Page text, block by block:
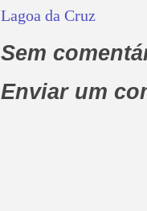
Lagoa da Cruz
Sem
Enviar um